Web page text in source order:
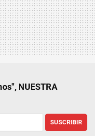
NUESTRA
SUSCRIBIR